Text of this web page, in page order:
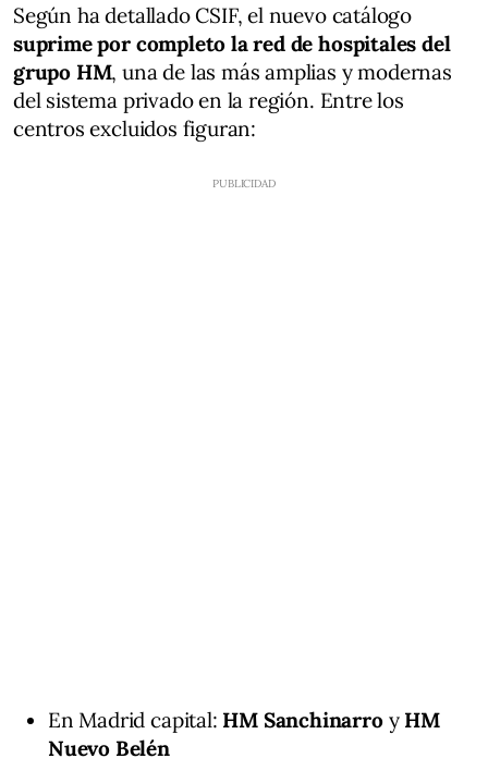
Según ha detallado CSIF, el nuevo catálogo
suprime por completo la red de hospitales del
grupo HM, una de las más amplias y modernas
del sistema privado en la región. Entre los
centros excluidos figuran:
En Madrid capital: HM Sanchinarroy HM
Nuevo Belén